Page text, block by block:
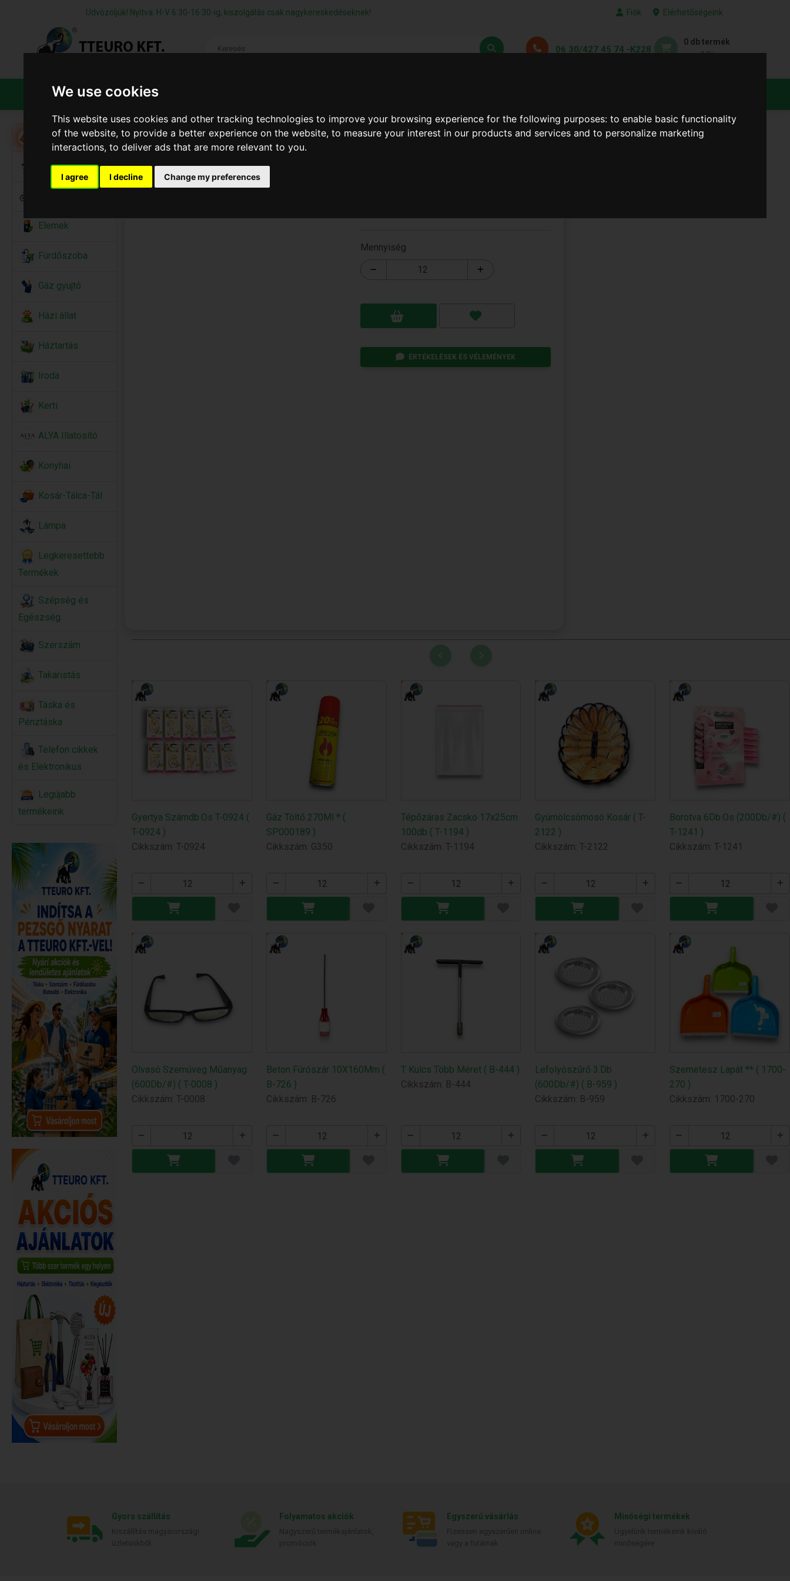
We use cookies
This website uses cookies and other tracking technologies to improve your browsing experience for the following purposes:to enable basic functionality
of the website,to provide a better experience on the website,to measure your interest in our products and services and to personalize marketing
interactions,to deliver ads that are more relevant to you.
I agree I decline Change my preferences
Üdvözöljük! Nyitva: H-V 6:30-16:30-ig, kiszolgálás csak nagykereskedéseknek! Fiók Elérhetőségeink
06 30/427 45 74 -K228
0 db termék
0 Ft
TERMÉKEK
Akció
Alkalmi Kellékek
Elemek
Fürdőszoba
Gáz gyujtó
Házi állat
Háztartás
Iroda
Kerti
ALYA Illatosító
Konyhai
Kosár-Tálca-Tál
Lámpa
Legkeresettebb
Termékek
Szépség és
Egészség
Szerszám
Takaristás
Táska és
Pénztáska
Telefon cikkek
és Elektronikus
Legújabb
termékeink
Mennyiség
ÉRTÉKELÉSEK ÉS VÉLEMÉNYEK
Gyertya Számdb.Os T-0924 (
T-0924 )
Cikkszám: T-0924
Gáz Töltő 270Ml * (
SP000189 )
Cikkszám: G350
Tépőzáras Zacsko 17x25cm
100db ( T-1194 )
Cikkszám: T-1194
Gyümölcsömosó Kosár ( T-
2122 )
Cikkszám: T-2122
Borotva 6Db.Os (200Db/#) (
T-1241 )
Cikkszám: T-1241
Olvasó Szemüveg Műanyag
(600Db/#) ( T-0008 )
Cikkszám: T-0008
Beton Fúrószár 10X160Mm (
B-726 )
Cikkszám: B-726
T Kulcs Több Méret ( B-444 )
Cikkszám: B-444
Lefolyószűrő 3.Db
(600Db/#) ( B-959 )
Cikkszám: B-959
Szemetesz Lapát ** ( 1700-
270 )
Cikkszám: 1700-270
Gyors szállítás Folyamatos akciók Egyszerű vásárlás Minőségi termékek